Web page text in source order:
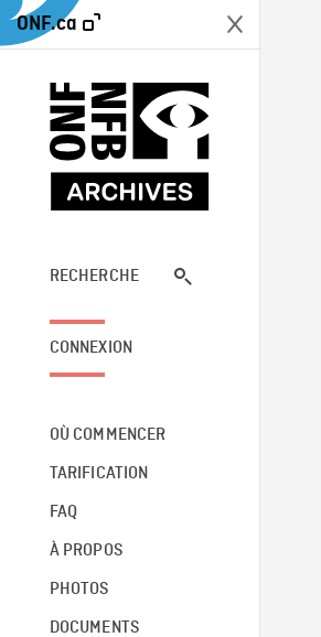
ONF.ca
RECHERCHE
CONNEXION
OÙ COMMENCER
TARIFICATION
FAQ
À PROPOS
PHOTOS
DOCUMENTS